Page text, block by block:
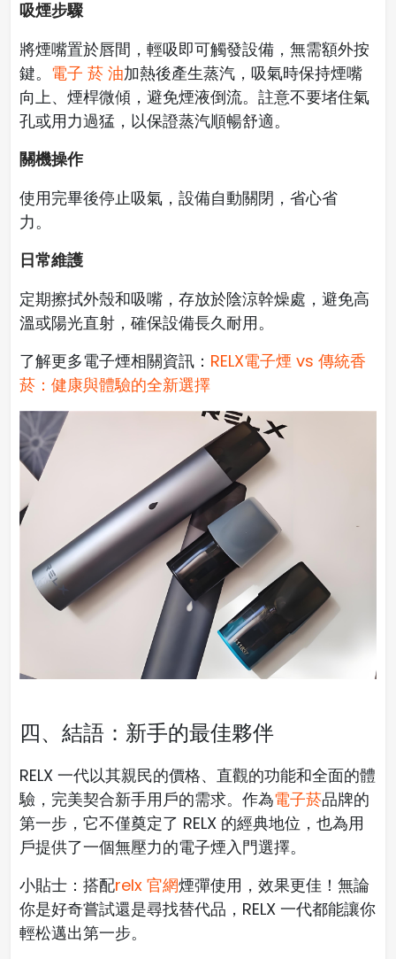
吸煙步驟
將煙嘴置於唇間，輕吸即可觸發設備，無需額外按
鍵。 電子 菸 油加熱後產生蒸汽，吸氣時保持煙嘴
向上、煙桿微傾，避免煙液倒流。註意不要堵住氣
孔或用力過猛，以保證蒸汽順暢舒適。
關機操作
使用完畢後停止吸氣，設備自動關閉，省心省
力。
日常維護
定期擦拭外殼和吸嘴，存放於陰涼幹燥處，避免高
溫或陽光直射，確保設備長久耐用。
了解更多電子煙相關資訊： RELX電子煙 vs 傳統香
菸：健康與體驗的全新選擇
四、結語：新手的最佳夥伴
RELX 一代以其親民的價格、直觀的功能和全面的體
驗，完美契合新手用戶的需求。作為電子菸品牌的
第一步，它不僅奠定了 RELX 的經典地位，也為用
戶提供了一個無壓力的電子煙入門選擇。
小貼士：搭配relx 官網煙彈使用，效果更佳！無論
你是好奇嘗試還是尋找替代品，RELX 一代都能讓你
輕松邁出第一步。